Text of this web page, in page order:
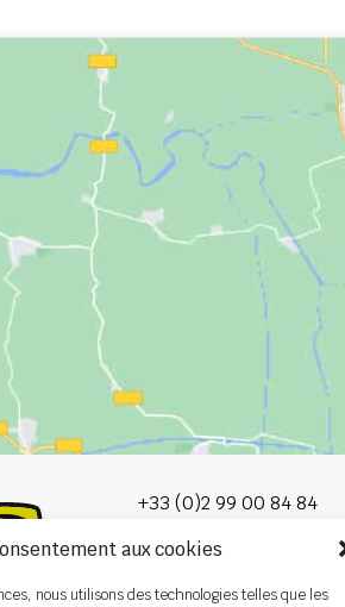
aux cookies
nous utilisons des technologies telles que les
+33 (0)2 99 00 84 84
info@burel-group.com